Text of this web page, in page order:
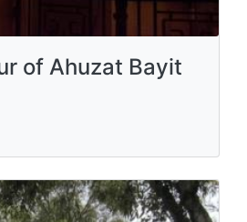
of Ahuzat Bayit